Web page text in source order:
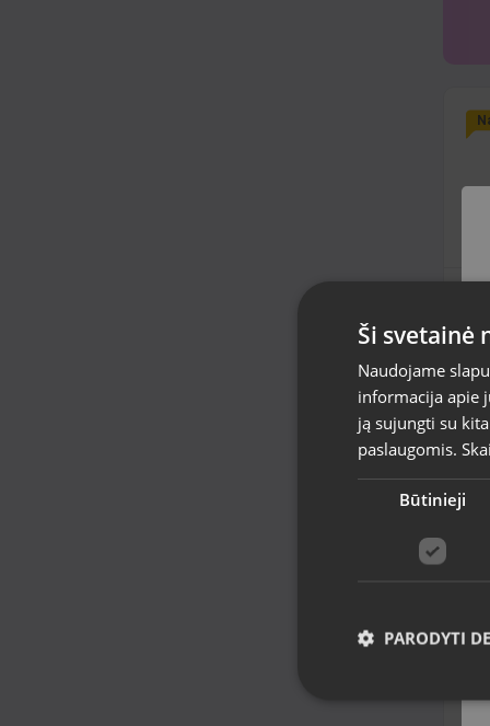
Ši svetainė
Naudojame
informacija apie
ją sujungti su
paslaugomis.
Būtinieji
PARODYTI